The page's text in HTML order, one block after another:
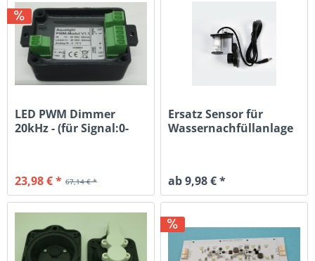
LED PWM Dimmer
20kHz - (für Signal:0-
67,14 € *
23,98 € *
Ersatz Sensor für
Wassernachfüllanlage
ab 9,98 € *